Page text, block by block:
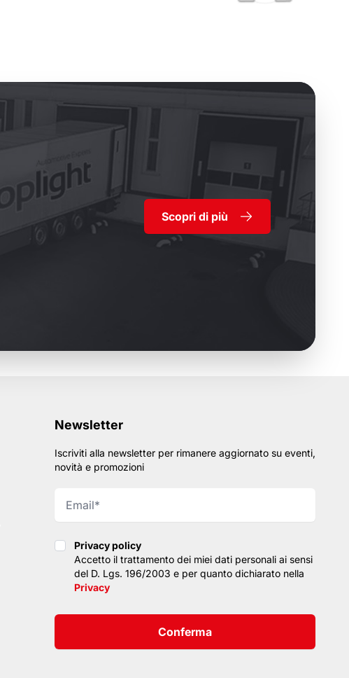
Scopri di più
Newsletter
Iscriviti alla newsletter per rimanere aggiornato su eventi,
novità e promozioni
Privacy policy
Privacy policy
Accetto il trattamento dei miei dati personali ai sensi
del D. Lgs. 196/2003 e per quanto dichiarato nella
Privacy
Conferma